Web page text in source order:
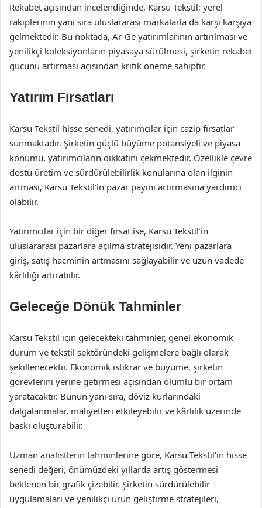
Rekabet açısından incelendiğinde, Karsu Tekstil; yerel
rakiplerinin yanı sıra uluslararası markalarla da karşı karşıya
gelmektedir. Bu noktada, Ar-Ge yatırımlarının artırılması ve
yenilikçi koleksiyonların piyasaya sürülmesi, şirketin rekabet
gücünü artırması açısından kritik öneme sahiptir.
Yatırım Fırsatları
Karsu Tekstil hisse senedi, yatırımcılar için cazip fırsatlar
sunmaktadır. Şirketin güçlü büyüme potansiyeli ve piyasa
konumu, yatırımcıların dikkatini çekmektedir. Özellikle çevre
dostu üretim ve sürdürülebilirlik konularına olan ilginin
artması, Karsu Tekstil’in pazar payını artırmasına yardımcı
olabilir.
Yatırımcılar için bir diğer fırsat ise, Karsu Tekstil’in
uluslararası pazarlara açılma stratejisidir. Yeni pazarlara
giriş, satış hacminin artmasını sağlayabilir ve uzun vadede
kârlılığı artırabilir.
Geleceğe Dönük Tahminler
Karsu Tekstil için gelecekteki tahminler, genel ekonomik
durum ve tekstil sektöründeki gelişmelere bağlı olarak
şekillenecektir. Ekonomik istikrar ve büyüme, şirketin
görevlerini yerine getirmesi açısından olumlu bir ortam
yaratacaktır. Bunun yanı sıra, döviz kurlarındaki
dalgalanmalar, maliyetleri etkileyebilir ve kârlılık üzerinde
baskı oluşturabilir.
Uzman analistlerin tahminlerine göre, Karsu Tekstil’in hisse
senedi değeri, önümüzdeki yıllarda artış göstermesi
beklenen bir grafik çizebilir. Şirketin sürdürülebilir
uygulamaları ve yenilikçi ürün geliştirme stratejileri,